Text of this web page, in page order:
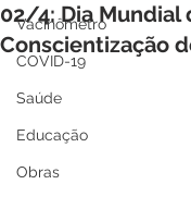
Vacinômetro
COVID-19
Saúde
Educação
Obras
02/4: Dia Mundial
Conscientização